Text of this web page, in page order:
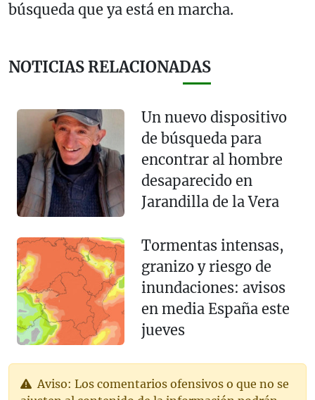
búsqueda que ya está en marcha.
NOTICIAS RELACIONADAS
Un nuevo dispositivo
de búsqueda para
encontrar al hombre
desaparecido en
Jarandilla de la Vera
Tormentas intensas,
granizo y riesgo de
inundaciones: avisos
en media España este
jueves
Aviso: Los comentarios ofensivos o que no se